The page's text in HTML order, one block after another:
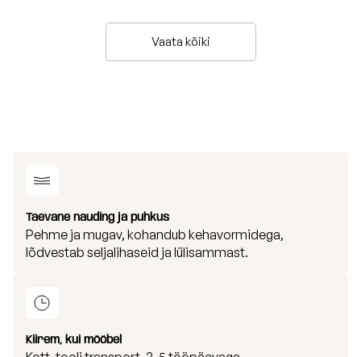
Vaata kõiki
Taevane nauding ja puhkus
Pehme ja mugav, kohandub kehavormidega,
lõdvestab seljalihaseid ja lülisammast.
Kiirem, kui mööbel